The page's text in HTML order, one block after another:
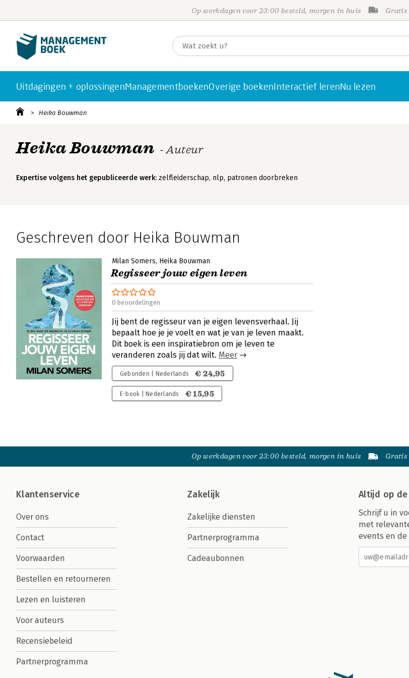
Op werkdagen voor 23:00 besteld, morgen in huis Gratis
Uitdagingen + oplossingenManagementboekenOverige boekenInteractief lerenNu lezen
Heika Bouwman
Heika Bouwman - Auteur
Expertise volgens het gepubliceerde werk: zelfleiderschap, nlp, patronen doorbreken
Geschreven door Heika Bouwman
Milan Somers Heika Bouwman
Regisseer jouw eigen leven
0 beoordelingen
Jij bent de regisseur van je eigen levensverhaal. Jij
bepaalt hoe je je voelt en wat je van je leven maakt.
Dit boek is een inspiratiebron om je leven te
veranderen zoals jij dat wilt. Meer
Gebonden | Nederlands € 24,95
E-book | Nederlands € 15,95
Op werkdagen voor 23:00 besteld, morgen in huis Gratis
Klantenservice
Over ons
Contact
Voorwaarden
Bestellen en retourneren
Lezen en luisteren
Voor auteurs
Recensiebeleid
Partnerprogramma
Zakelijk
Zakelijke diensten
Partnerprogramma
Cadeaubonnen
Altijd op
Schrijf u in
met
events en de